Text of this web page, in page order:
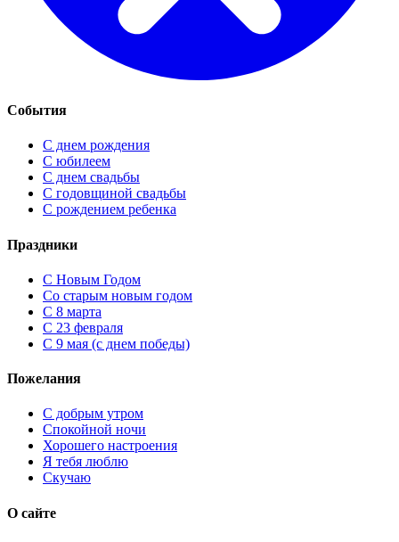
События
С днем рождения
С юбилеем
С днем свадьбы
С годовщиной свадьбы
С рождением ребенка
Праздники
C Новым Годом
Cо старым новым годом
С 8 марта
С 23 февраля
С 9 мая (с днем победы)
Пожелания
С добрым утром
Спокойной ночи
Хорошего настроения
Я тебя люблю
Скучаю
О сайте